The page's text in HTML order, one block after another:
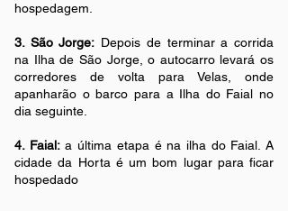
hospedagem.
3. São Jorge: Depois de terminar a corrida
na Ilha de São Jorge, o autocarro levará os
corredores de volta para Velas, onde
apanharão o barco para a Ilha do Faial no
dia seguinte.
4. Faial:a última etapa é na ilha do Faial. A
cidade da Horta é um bom lugar para ficar
hospedado